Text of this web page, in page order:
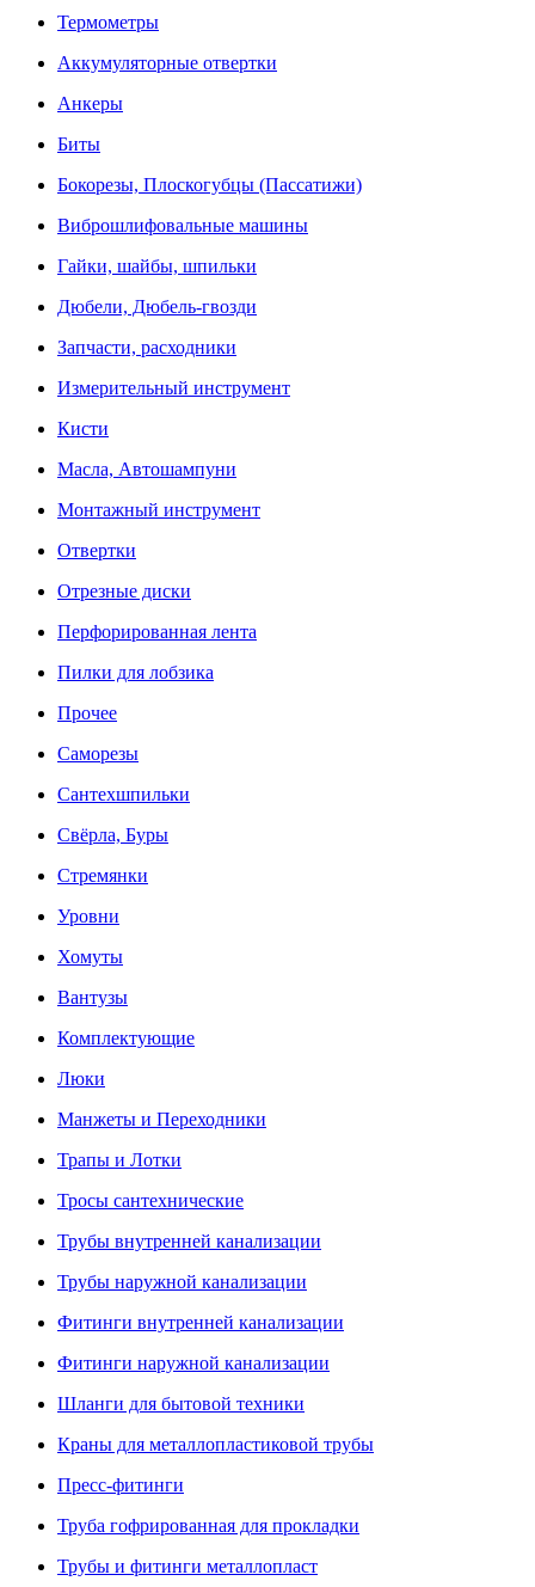
Термометры
Аккумуляторные отвертки
Анкеры
Биты
Бокорезы, Плоскогубцы (Пассатижи)
Виброшлифовальные машины
Гайки, шайбы, шпильки
Дюбели, Дюбель-гвозди
Запчасти, расходники
Измерительный инструмент
Кисти
Масла, Автошампуни
Монтажный инструмент
Отвертки
Отрезные диски
Перфорированная лента
Пилки для лобзика
Прочее
Саморезы
Сантехшпильки
Свёрла, Буры
Стремянки
Уровни
Хомуты
Вантузы
Комплектующие
Люки
Манжеты и Переходники
Трапы и Лотки
Тросы сантехнические
Трубы внутренней канализации
Трубы наружной канализации
Фитинги внутренней канализации
Фитинги наружной канализации
Шланги для бытовой техники
Краны для металлопластиковой трубы
Пресс-фитинги
Труба гофрированная для прокладки
Трубы и фитинги металлопласт